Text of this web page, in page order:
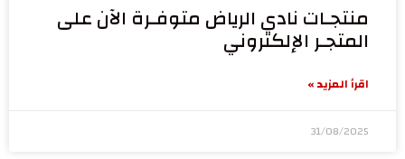
منتجـات نادي الرياض متوفـرة الآن على
المتجـر الإلكتروني
اقرأ المزيد »
31/08/2025